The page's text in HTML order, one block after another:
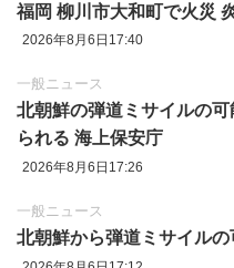
福岡 柳川市大和町で火災
2026年8月6日17:40
一般ニュース
北朝鮮の弾道ミサイルの
られる 海上保安庁
2026年8月6日17:26
一般ニュース
北朝鮮から弾道ミサイル